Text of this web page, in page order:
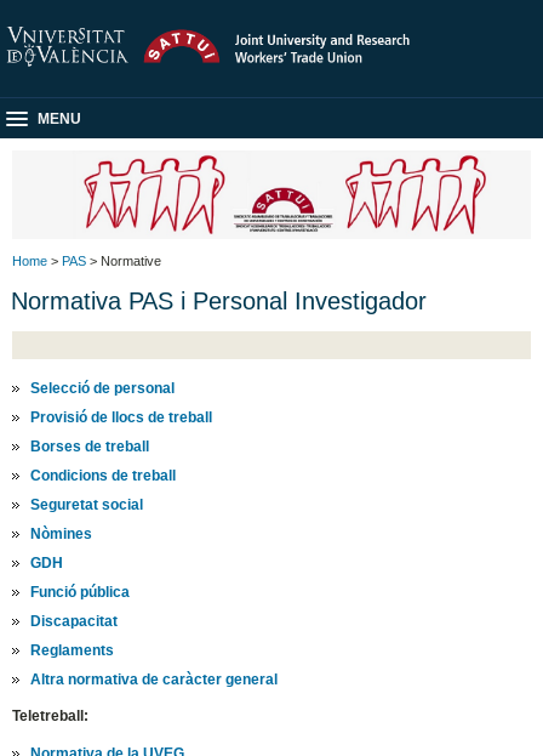
MENU
Home > PAS > Normative
Normativa PAS i Personal Investigador
Selecció de personal
Provisió de llocs de treball
Borses de treball
Condicions de treball
Seguretat social
Nòmines
GDH
Funció pública
Discapacitat
Reglaments
Altra normativa de caràcter general
​Teletreball: